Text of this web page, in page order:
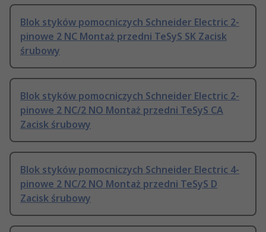
Blok styków pomocniczych Schneider Electric 2-
pinowe 2 NC Montaż przedni TeSyS SK Zacisk
śrubowy
Blok styków pomocniczych Schneider Electric 2-
pinowe 2 NC/2 NO Montaż przedni TeSyS CA
Zacisk śrubowy
Blok styków pomocniczych Schneider Electric 4-
pinowe 2 NC/2 NO Montaż przedni TeSyS D
Zacisk śrubowy